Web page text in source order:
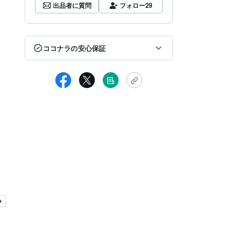
出品者に質問 フォロー29
ココナラの安心保証